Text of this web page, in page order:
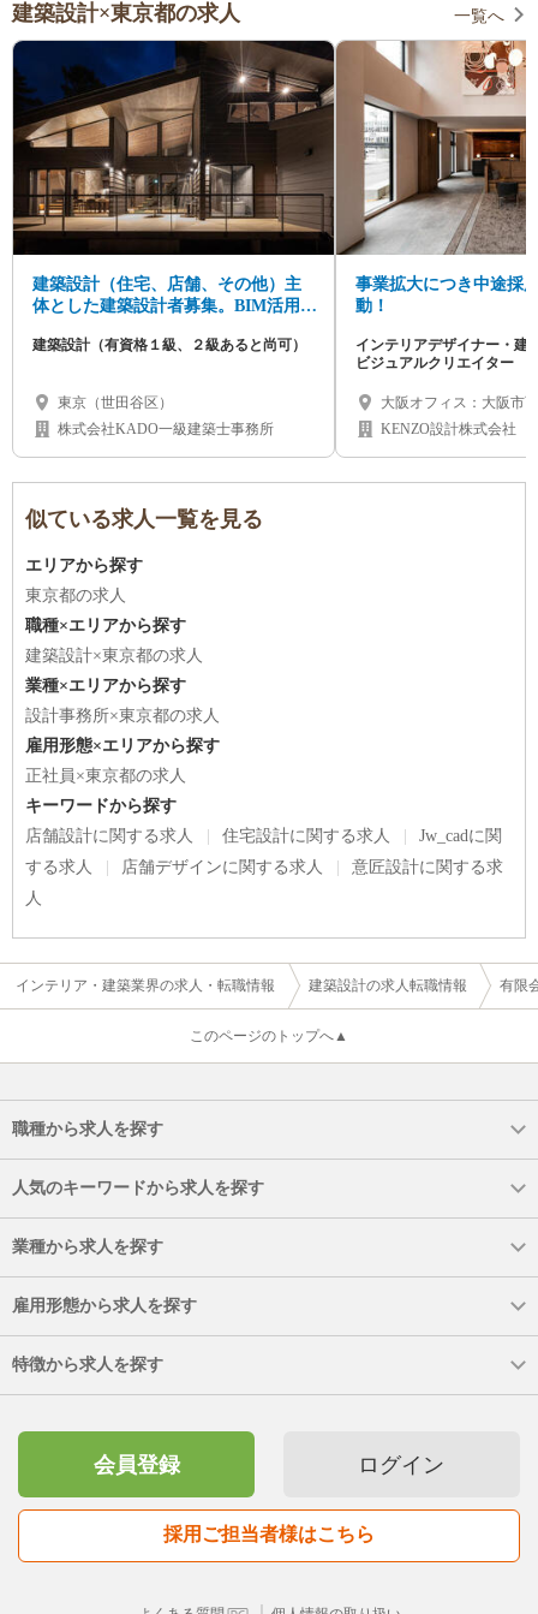
建築設計×東京都の求人 一覧へ
建築設計（住宅、店舗、その他）主
体とした建築設計者募集。BIM活用の
建築設計（有資格１級、２級あると尚可）
東京（世田谷区）
株式会社KADO一級建築士事務所
事業拡大につき中途採
動！
インテリアデザイナー・建
ビジュアルクリエイター
大阪オフィス：大阪
京オフィス：東京都渋
KENZO設計株式会社
似ている求人一覧を見る
エリアから探す
東京都の求人
職種×エリアから探す
建築設計×東京都の求人
業種×エリアから探す
設計事務所×東京都の求人
雇用形態×エリアから探す
正社員×東京都の求人
キーワードから探す
店舗設計に関する求人
住宅設計に関する求人
Jw_cadに関
する求人
店舗デザインに関する求人
意匠設計に関する求
人
インテリア・建築業界の求人・転職情報 建築設計の求人転職情報 有限
このページのトップへ▲
職種から求人を探す
人気のキーワードから求人を探す
業種から求人を探す
雇用形態から求人を探す
特徴から求人を探す
会員登録 ログイン
採用ご担当者様はこちら